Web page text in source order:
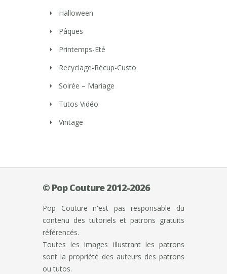
Halloween
Pâques
Printemps-Eté
Recyclage-Récup-Custo
Soirée – Mariage
Tutos Vidéo
Vintage
© Pop Couture 2012-2026
Pop Couture n'est pas responsable du
contenu des tutoriels et patrons gratuits
référencés.
Toutes les images illustrant les patrons
sont la propriété des auteurs des patrons
ou tutos.